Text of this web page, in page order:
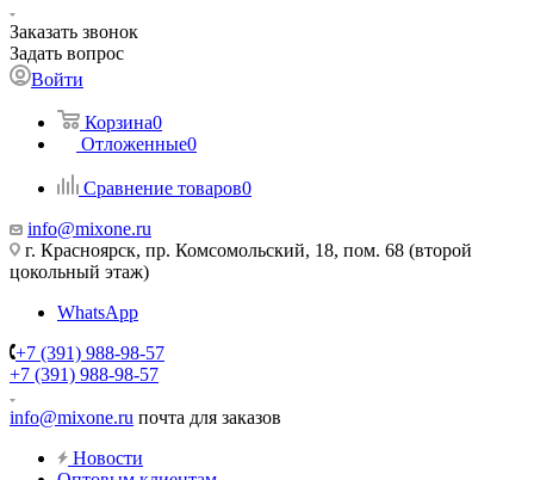
Заказать звонок
Задать вопрос
Войти
Корзина0
Отложенные0
Сравнение товаров0
info@mixone.ru
г. Красноярск, пр. Комсомольский, 18, пом. 68 (второй
цокольный этаж)
WhatsApp
+7 (391) 988-98-57
+7 (391) 988-98-57
info@mixone.ru почта для заказов
Новости